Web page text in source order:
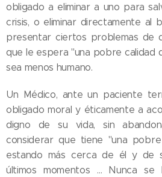
obligado a eliminar a uno para
crisis, o eliminar directamente al
presentar ciertos problemas de
que le espera "una pobre calidad
sea menos humano.
Un Médico, ante un paciente
obligado moral y éticamente a
digno de su vida, sin
considerar que tiene "una
estando más cerca de él y de
últimos momentos … Nunca se